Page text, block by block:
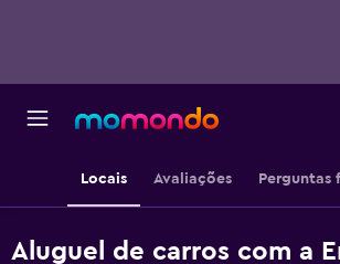
Locais Avaliações Perguntas
Aluguel de carros com a